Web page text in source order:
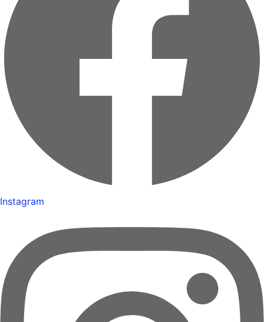
Instagram